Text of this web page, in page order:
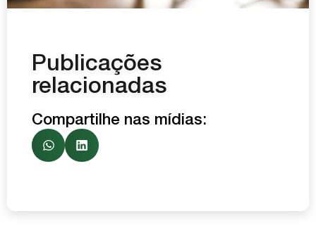
Publicações
relacionadas
Compartilhe nas mídias: